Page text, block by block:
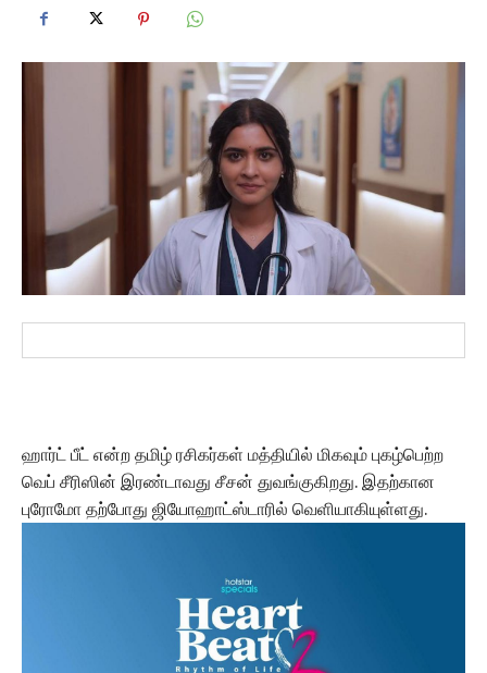
ஹார்ட் பீட் என்ற தமிழ் ரசிகர்கள் மத்தியில் மிகவும் புகழ்பெற்ற
வெப் சீரிஸின் இரண்டாவது சீசன் துவங்குகிறது. இதற்கான
புரோமோ தற்போது ஜியோஹாட்ஸ்டாரில் வெளியாகியுள்ளது.